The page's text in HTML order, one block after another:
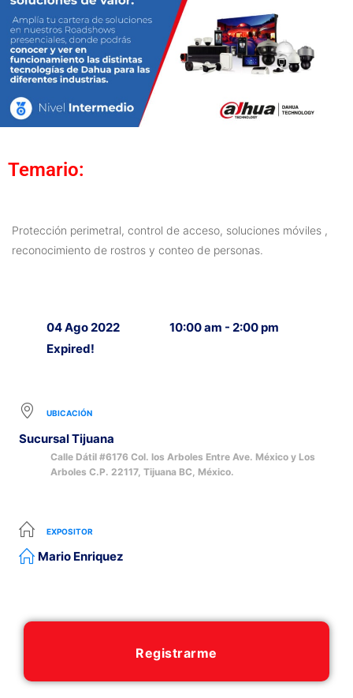
Temario:
Protección perimetral, control de acceso, soluciones móviles ,
reconocimiento de rostros y conteo de personas.
04 Ago 2022
Expired!
10:00 am - 2:00 pm
UBICACIÓN
Sucursal Tijuana
Calle Dátil #6176 Col. los Arboles Entre Ave. México y Los
Arboles C.P. 22117, Tijuana BC, México.
EXPOSITOR
Mario Enriquez
Registrarme